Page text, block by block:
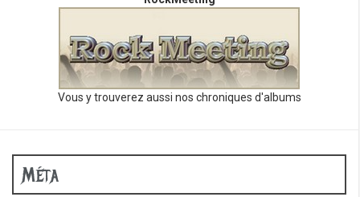
Vous y trouverez aussi nos chroniques d'albums
Méta